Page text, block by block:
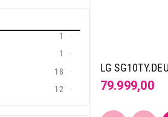
1
1
18
12
LG
79.999,00